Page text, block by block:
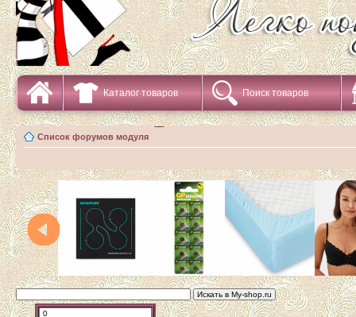
Каталог товаров Поиск товаров
Список форумов модуля